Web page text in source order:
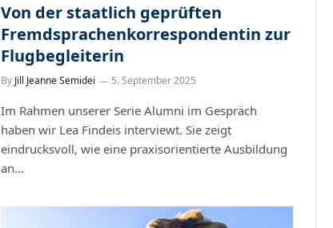
Von der staatlich geprüften
Fremdsprachenkorrespondentin zur
Flugbegleiterin
By Jill Jeanne Semidei 5. September 2025
Im Rahmen unserer Serie Alumni im Gespräch
haben wir Lea Findeis interviewt. Sie zeigt
eindrucksvoll, wie eine praxisorientierte Ausbildung
an…